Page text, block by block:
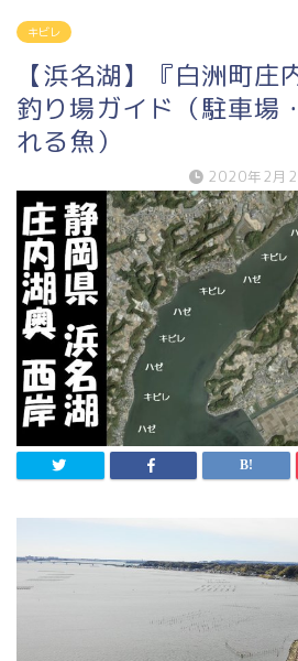
キビレ
【浜名湖】『白洲町庄
釣り場ガイド（駐車場
れる魚）
2020年2月